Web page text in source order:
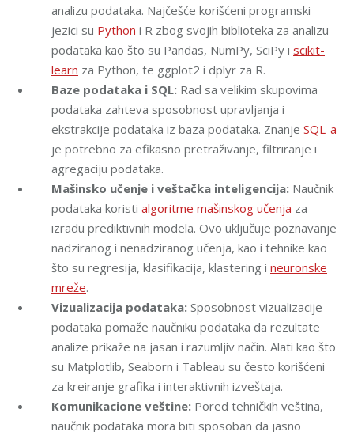
analizu podataka. Najčešće korišćeni programski
jezici su Python i R zbog svojih biblioteka za analizu
podataka kao što su Pandas, NumPy, SciPy i scikit-
learn za Python, te ggplot2 i dplyr za R.
Baze podataka i SQL: Rad sa velikim skupovima
podataka zahteva sposobnost upravljanja i
ekstrakcije podataka iz baza podataka. Znanje SQL-a
je potrebno za efikasno pretraživanje, filtriranje i
agregaciju podataka.
Mašinsko učenje i veštačka inteligencija: Naučnik
podataka koristi algoritme mašinskog učenja za
izradu prediktivnih modela. Ovo uključuje poznavanje
nadziranog i nenadziranog učenja, kao i tehnike kao
što su regresija, klasifikacija, klastering i neuronske
mreže.
Vizualizacija podataka: Sposobnost vizualizacije
podataka pomaže naučniku podataka da rezultate
analize prikaže na jasan i razumljiv način. Alati kao što
su Matplotlib, Seaborn i Tableau su često korišćeni
za kreiranje grafika i interaktivnih izveštaja.
Komunikacione veštine: Pored tehničkih veština,
naučnik podataka mora biti sposoban da jasno